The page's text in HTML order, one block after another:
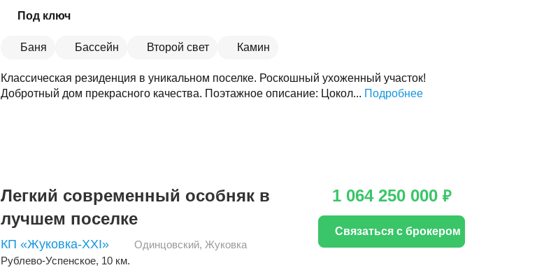
Под ключ
Баня Бассейн Второй свет Камин
Классическая резиденция в уникальном поселке. Роскошный ухоженный участок!
Добротный дом прекрасного качества. Поэтажное описание: Цокол... Подробнее
Легкий современный особняк в
лучшем поселке
КП «Жуковка-XXI» Одинцовский, Жуковка
Рублево-Успенское, 10 км.
1 064 250 000 ₽
Связаться с брокером